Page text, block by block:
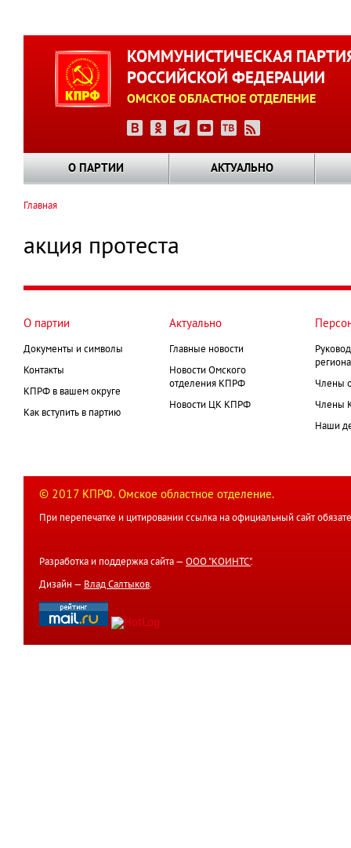
КОММУНИСТИЧЕСКАЯ
РОССИЙСКОЙ ФЕДЕРАЦИИ
ОМСКОЕ ОБЛАСТНОЕ ОТДЕЛЕНИЕ
О ПАРТИИ АКТУАЛЬНО
навигации
Главная
акция протеста
О партии
Документы и символы
Контакты
КПРФ в вашем округе
Как вступить в партию
Актуально
Главные новости
Новости Омского
отделения КПРФ
Новости ЦК КПРФ
Члены
Члены
Наши
© 2017 КПРФ. Омское областное отделение.
При перепечатке и цитировании ссылка на официальный сайт
Разработка и поддержка сайта — ООО "КОИНТС".
Дизайн — Влад Салтыков.